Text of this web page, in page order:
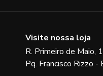
Visite nossa loja
R. Primeiro de Maio,
Pq. Francisco Rizzo